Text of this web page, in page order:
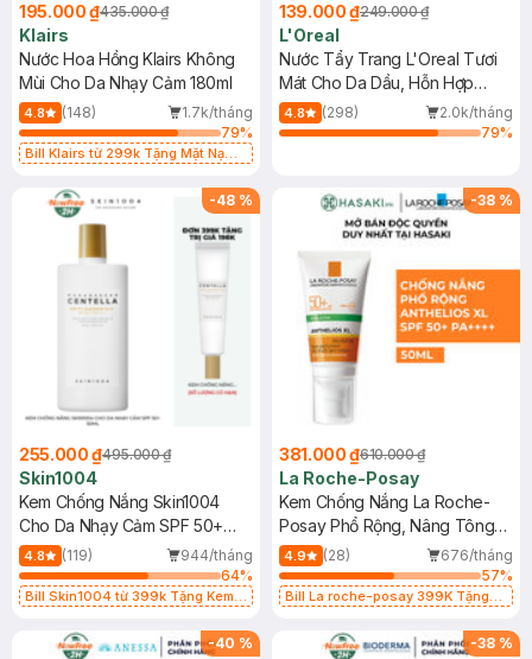
195.000 ₫435.000 ₫
Klairs
Nước Hoa Hồng Klairs Không
Mùi Cho Da Nhạy Cảm 180ml
4.8 (148)
1.7k/tháng
79%
Bill Klairs từ 299k Tặng Mặt Nạ
25ml (SL Có Hạn)
139.000 ₫249.000 ₫
L'Oreal
Nước Tẩy Trang L'Oreal Tươi
Mát Cho Da Dầu, Hỗn Hợp
400ml
4.8 (298)
2.0k/tháng
79%
-48 %
255.000 ₫495.000 ₫
Skin1004
Kem Chống Nắng Skin1004
Cho Da Nhạy Cảm SPF 50+
50ml
4.8 (119)
944/tháng
64%
Bill Skin1004 từ 399k Tặng Kem
SPF 50+ 20ml (SL Có Hạn)
-38 %
381.000 ₫610.000 ₫
La Roche-Posay
Kem Chống Nắng La Roche-
Posay Phổ Rộng, Nâng Tông
Kiềm Dầu 50ml
4.9 (28)
676/tháng
57%
Bill La roche-posay 399K Tặng
(SL có hạn)
-40 % -38 %